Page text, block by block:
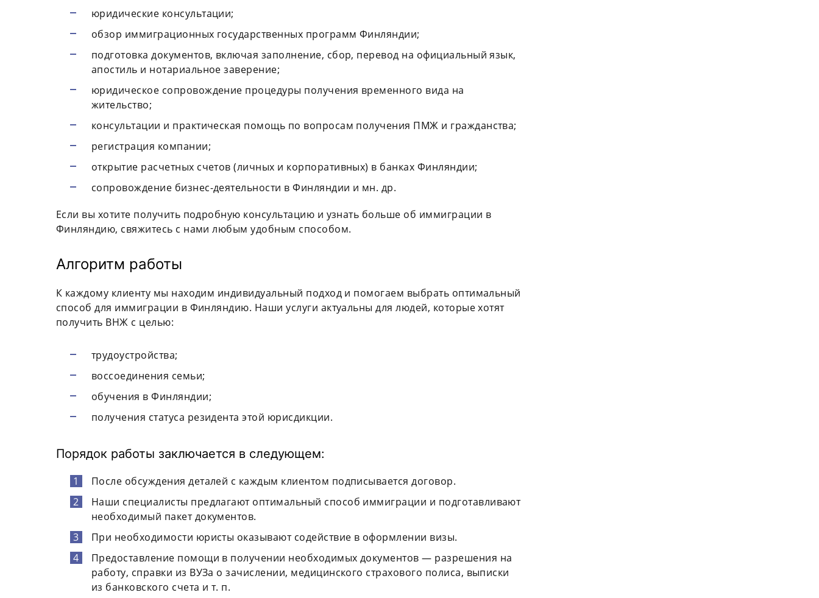
юридические консультации;
обзор иммиграционных государственных программ Финляндии;
подготовка документов, включая заполнение, сбор, перевод на официальный язык,
апостиль и нотариальное заверение;
юридическое сопровождение процедуры получения временного вида на
жительство;
консультации и практическая помощь по вопросам получения ПМЖ и гражданства;
регистрация компании;
открытие расчетных счетов (личных и корпоративных) в банках Финляндии;
сопровождение бизнес-деятельности в Финляндии и мн. др.
Если вы хотите получить подробную консультацию и узнать больше об иммиграции в
Финляндию, свяжитесь с нами любым удобным способом.
Алгоритм работы
К каждому клиенту мы находим индивидуальный подход и помогаем выбрать оптимальный
способ для иммиграции в Финляндию. Наши услуги актуальны для людей, которые хотят
получить ВНЖ с целью:
трудоустройства;
воссоединения семьи;
обучения в Финляндии;
получения статуса резидента этой юрисдикции.
Порядок работы заключается в следующем:
После обсуждения деталей с каждым клиентом подписывается договор.
Наши специалисты предлагают оптимальный способ иммиграции и подготавливают
необходимый пакет документов.
При необходимости юристы оказывают содействие в оформлении визы.
Предоставление помощи в получении необходимых документов — разрешения на
работу, справки из ВУЗа о зачислении, медицинского страхового полиса, выписки
из банковского счета и т. п.